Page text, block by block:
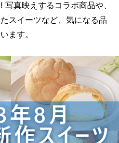
真映えするコラボ商品や、
スイーツなど、気になる品
ます。